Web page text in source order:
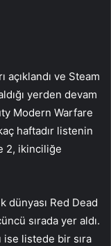
açıklandı ve Steam
yerden devam
Modern Warfare
haftadır listenin
2, ikinciliğe
dünyası Red Dead
sırada yer aldı.
ise listede bir sıra